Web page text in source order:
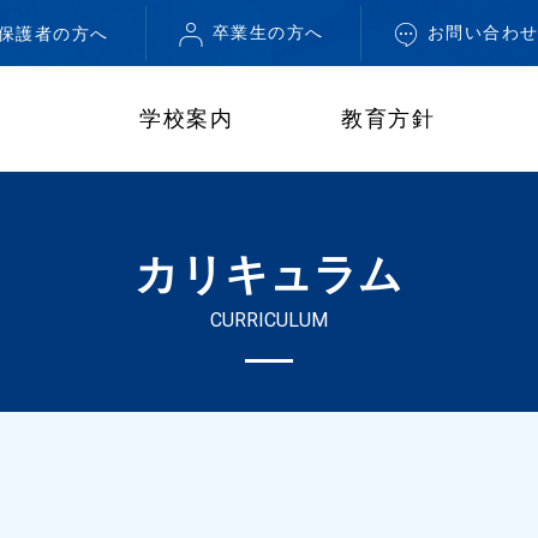
護者の方へ 卒業生の方へ お問い合わせ
学校案内 教育方針
カリキュラム
CURRICULUM